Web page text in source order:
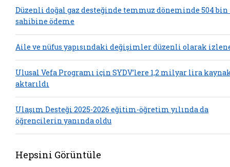
Düzenli doğal gaz desteğinde temmuz döneminde 504
sahibine ödeme
Aile ve nüfus yapısındaki değişimler düzenli olarak
Ulusal Vefa Programı için SYDV’lere 1,2 milyar lira
aktarıldı
Ulaşım Desteği 2025-2026 eğitim-öğretim yılında da
öğrencilerin yanında oldu
Hepsini Görüntüle